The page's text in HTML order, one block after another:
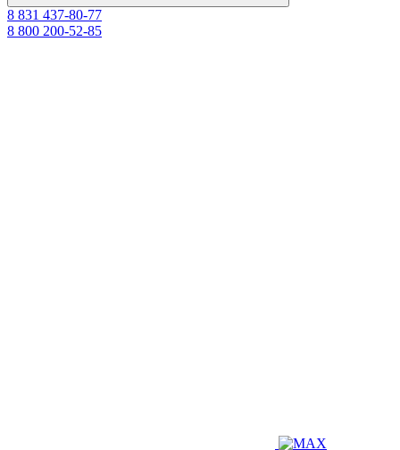
8 831 437-80-77
8 800 200-52-85